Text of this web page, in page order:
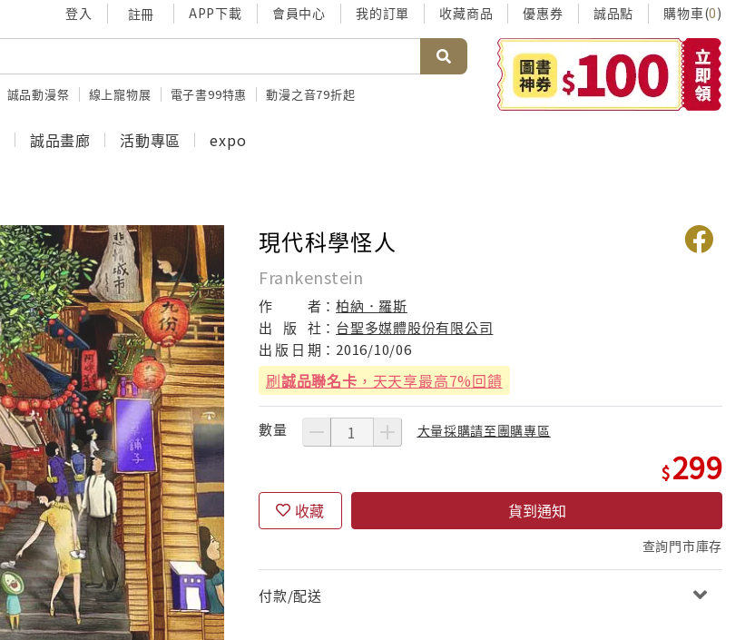
登入 註冊 APP下載 會員中心 我的訂單 收藏商品 優惠券 誠品點 購物車(0)
誠品動漫祭 線上寵物展 電子書99特惠 動漫之音79折起
誠品畫廊 活動專區 expo
現代科學怪人
Frankenstein
作 者：柏納．羅斯
出
版 社： 台聖多媒體股份有限公司
出 版 日 期： 2016/10/06
刷誠品聯名卡 ，天天享最高7%回饋
數量 大量採購請至團購專區
299
收藏 貨到通知
查詢門市庫存
付款/配送